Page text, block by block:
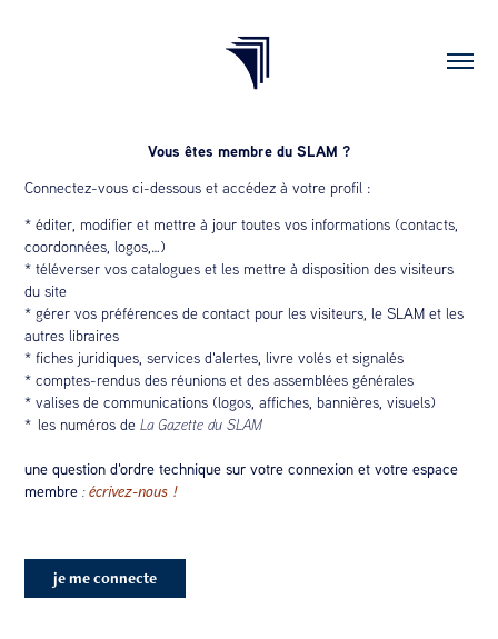
Vous êtes membre du SLAM ?
Connectez-vous ci-dessous et accédez à votre profil :
* éditer, modifier et mettre à jour toutes vos informations (contacts,
coordonnées, logos,…)
* téléverser vos catalogues et les mettre à disposition des visiteurs
du site
* gérer vos préférences de contact pour les visiteurs, le SLAM et les
autres libraires
* fiches juridiques, services d'alertes, livre volés et signalés
* comptes-rendus des réunions et des assemblées générales
* valises de communications (logos, affiches, bannières, visuels)
* les numéros deLa Gazette du SLAM
une question d'ordre technique sur votre connexion et votre espace
membre :écrivez-nous !
je me connecte